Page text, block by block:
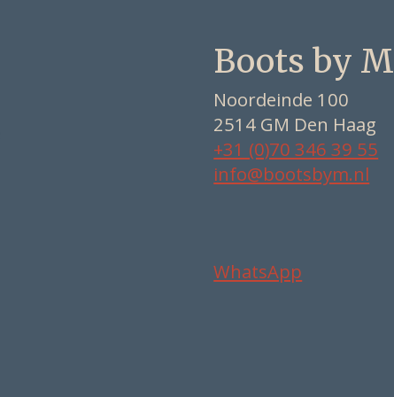
Boots by M
Noordeinde 100
2514 GM Den Haag
+31 (0)70 346 39 55
info@bootsbym.nl
WhatsApp